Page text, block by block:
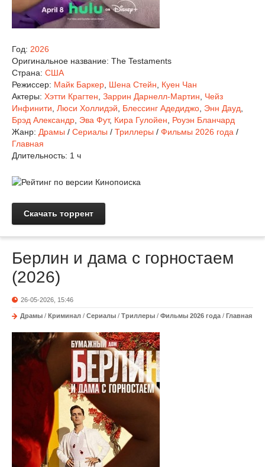
Год: 2026
Оригинальное название: The Testaments
Страна: США
Режиссер: Майк Баркер Шена Стейн
Куен Чан
Актеры: Хэтти Крагтен Заррин Дарнелл-Мартин
Чейз
Инфинити Люси Холлидэй Блессинг Адедиджо Энн Дауд
Брэд Александр Эва Фут, Кира Гулойен
Роуэн Бланчард
Жанр: Драмы / Сериалы / Триллеры / Фильмы 2026 года /
Главная
Длительность: 1 ч
Скачать торрент
Берлин и дама с горностаем
(2026)
26-05-2026, 15:46
Драмы / Криминал / Сериалы / Триллеры / Фильмы 2026 года / Главная